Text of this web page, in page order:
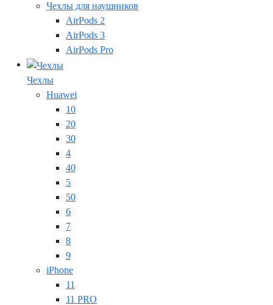
Чехлы для наушников
AirPods 2
AirPods 3
AirPods Pro
Чехлы
Huawei
10
20
30
4
40
5
50
6
7
8
9
iPhone
11
11 PRO